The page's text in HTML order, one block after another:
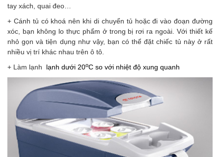
tay xách, quai đeo…
+ Cánh tủ có khoá nên khi di chuyển tủ hoặc đi vào đoạn đường
xóc, bạn không lo thực phẩm ở trong bị rơi ra ngoài. Với thiết kế
nhỏ gọn và tiện dụng như vậy, bạn có thể đặt chiếc tủ này ở rất
nhiều vị trí khác nhau trên ô tô.
+ Làm lạnh
lạnh dưới 20oC so với nhiệt độ xung quanh